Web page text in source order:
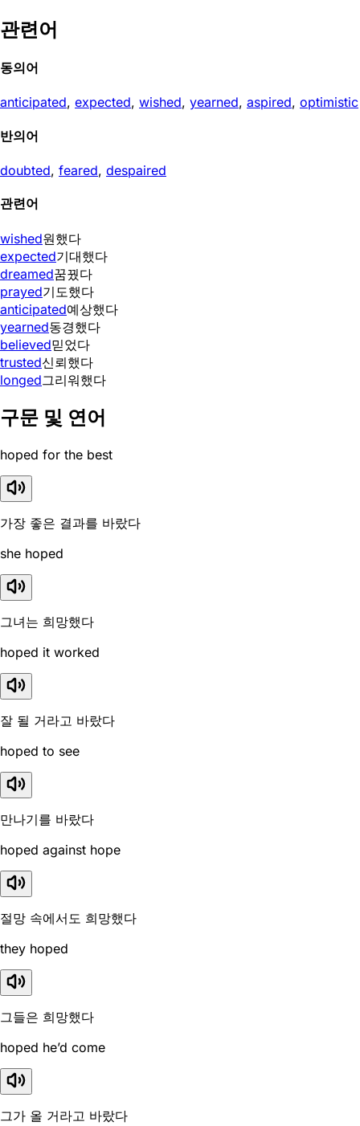
관련어
동의어
anticipated, expected, wished, yearned, aspired, optimistic
반의어
doubted, feared, despaired
관련어
wished원했다
expected기대했다
dreamed꿈꿨다
prayed기도했다
anticipated예상했다
yearned동경했다
believed믿었다
trusted신뢰했다
longed그리워했다
구문 및 연어
hoped for the best
가장 좋은 결과를 바랐다
she hoped
그녀는 희망했다
hoped it worked
잘 될 거라고 바랐다
hoped to see
만나기를 바랐다
hoped against hope
절망 속에서도 희망했다
they hoped
그들은 희망했다
hoped he’d come
그가 올 거라고 바랐다